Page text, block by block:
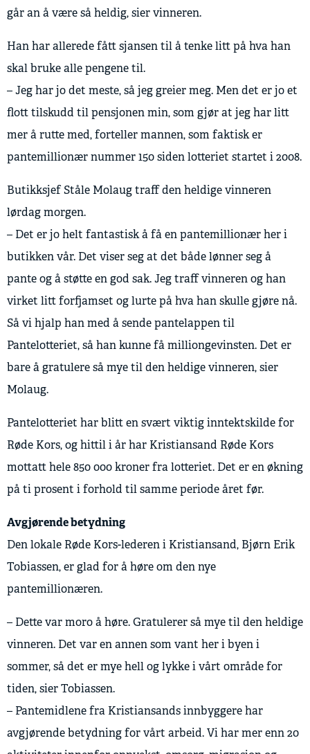
går an å være så heldig, sier vinneren.
Han har allerede fått sjansen til å tenke litt på hva han
skal bruke alle pengene til.
– Jeg har jo det meste, så jeg greier meg. Men det er jo et
flott tilskudd til pensjonen min, som gjør at jeg har litt
mer å rutte med, forteller mannen, som faktisk er
pantemillionær nummer 150 siden lotteriet startet i 2008.
Butikksjef Ståle Molaug traff den heldige vinneren
lørdag morgen.
– Det er jo helt fantastisk å få en pantemillionær her i
butikken vår. Det viser seg at det både lønner seg å
pante og å støtte en god sak. Jeg traff vinneren og han
virket litt forfjamset og lurte på hva han skulle gjøre nå.
Så vi hjalp han med å sende pantelappen til
Pantelotteriet, så han kunne få milliongevinsten. Det er
bare å gratulere så mye til den heldige vinneren, sier
Molaug.
Pantelotteriet har blitt en svært viktig inntektskilde for
Røde Kors, og hittil i år har Kristiansand Røde Kors
mottatt hele 850 000 kroner fra lotteriet. Det er en økning
på ti prosent i forhold til samme periode året før.
Avgjørende betydning
Den lokale Røde Kors-lederen i Kristiansand, Bjørn Erik
Tobiassen, er glad for å høre om den nye
pantemillionæren.
– Dette var moro å høre. Gratulerer så mye til den heldige
vinneren. Det var en annen som vant her i byen i
sommer, så det er mye hell og lykke i vårt område for
tiden, sier Tobiassen.
– Pantemidlene fra Kristiansands innbyggere har
avgjørende betydning for vårt arbeid. Vi har mer enn 20